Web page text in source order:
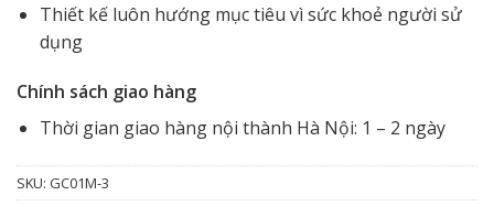
Thiết kế luôn hướng mục tiêu vì sức khoẻ người sử
dụng
Chính sách giao hàng
Thời gian giao hàng nội thành Hà Nội: 1 – 2 ngày
SKU: GC01M-3